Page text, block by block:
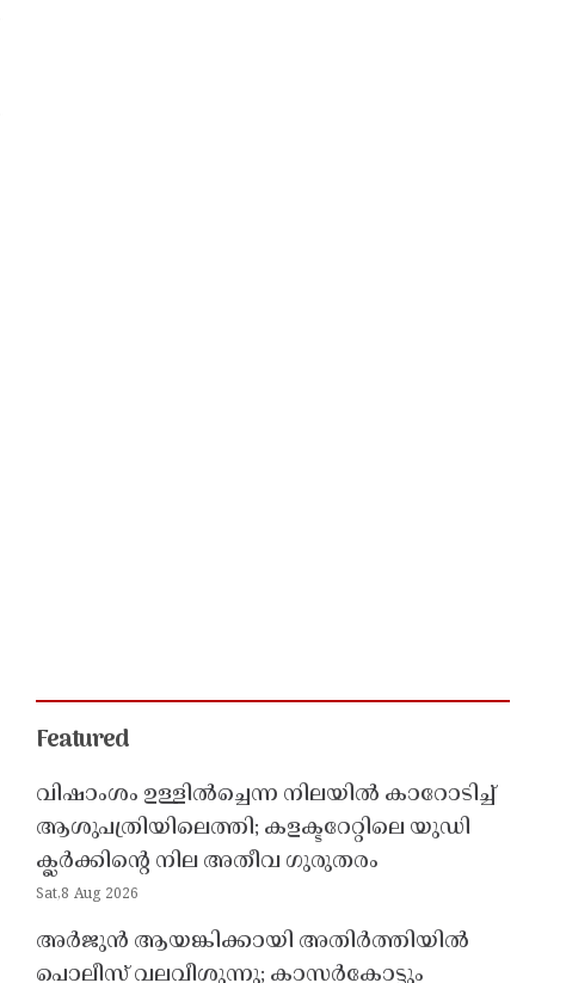
Featured
വിഷാംശം ഉള്ളിൽച്ചെന്ന നിലയിൽ കാറോടിച്ച്
ആശുപത്രിയിലെത്തി; കളക്ടറേറ്റിലെ യുഡി
ക്ലർക്കിൻ്റെ നില അതീവ ഗുരുതരം
Sat,8 Aug 2026
അർജുൻ ആയങ്കിക്കായി അതിർത്തിയിൽ
പൊലീസ് വലവീശുന്നു; കാസർകോട്ടും